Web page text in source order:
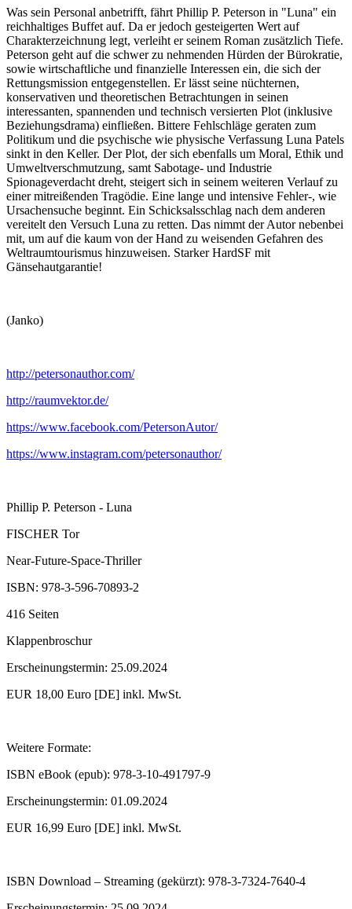
Was sein Personal anbetrifft, fährt Phillip P. Peterson in "Luna" ein
reichhaltiges Buffet auf. Da er jedoch gesteigerten Wert auf
Charakterzeichnung legt, verleiht er seinem Roman zusätzlich Tiefe.
Peterson geht auf die schwer zu nehmenden Hürden der Bürokratie,
sowie wirtschaftliche und finanzielle Interessen ein, die sich der
Rettungsmission entgegenstellen. Er lässt seine nüchternen,
konservativen und theoretischen Betrachtungen in seinen
interessanten, spannenden und technisch versierten Plot (inklusive
Beziehungsdrama) einfließen. Bittere Fehlschläge geraten zum
Politikum und die psychische wie physische Verfassung Luna Patels
sinkt in den Keller. Der Plot, der sich ebenfalls um Moral, Ethik und
Umweltverschmutzung, samt Sabotage- und Industrie
Spionageverdacht dreht, steigert sich in seinem weiteren Verlauf zu
einer mitreißenden Tragödie. Eine lange und intensive Fehler-, wie
Ursachensuche beginnt. Ein Schicksalsschlag nach dem anderen
vereitelt den Versuch Luna zu retten. Das nimmt der Autor nebenbei
mit, um auf die kaum von der Hand zu weisenden Gefahren des
Weltraumtourismus hinzuweisen. Starker HardSF mit
Gänsehautgarantie!
(Janko)
http://petersonauthor.com/
http://raumvektor.de/
https://www.facebook.com/PetersonAutor/
https://www.instagram.com/petersonauthor/
Phillip P. Peterson - Luna
FISCHER Tor
Near-Future-Space-Thriller
ISBN: 978-3-596-70893-2
416 Seiten
Klappenbroschur
Erscheinungstermin: 25.09.2024
EUR 18,00 Euro [DE] inkl. MwSt.
Weitere Formate:
ISBN eBook (epub): 978-3-10-491797-9
Erscheinungstermin: 01.09.2024
EUR 16,99 Euro [DE] inkl. MwSt.
ISBN Download – Streaming (gekürzt): 978-3-7324-7640-4